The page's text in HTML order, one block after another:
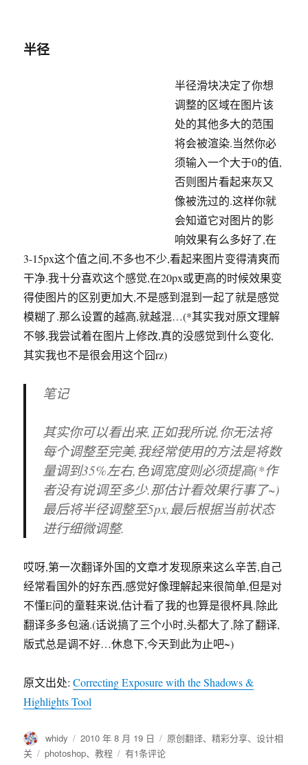
处的其他多大的范围
将会被渲染.当然你必
须输入一个大于0的值,否则图片看起来灰又像被洗过
的.这样你就会知道它对图片的影响效果有么多好了,在
3-15px这个值之间,不多也不少,看起来图片变得清爽而
干净.我十分喜欢这个感觉,在20px或更高的时候效果变
得使图片的区别更加大,不是感到混到一起了就是感觉
模糊了.那么设置的越高,就越混…(*其实我对原文理解
不够,我尝试着在图片上修改,真的没感觉到什么变化,
其实我也不是很会用这个囧rz)
笔记
其实你可以看出来,正如我所说,你无法将
每个调整至完美,我经常使用的方法是将
者没有说调至多少.那估计看效果行事了~)
进行细微调整.
哎呀,第一次翻译外国的文章才发现原来这么辛苦,自己
经常看国外的好东西,感觉好像理解起来很简单,但是对
不懂E问的童鞋来说,估计看了我的也算是很杯具.除此
翻译多多包涵.(话说搞了三个小时,头都大了,除了翻译,
原文出处:Correcting Exposure with the Shadows &
Highlights Tool
作whidy
发
2010 年 8 月 19 日
分
原创翻译 、精彩分享
photoshop
高
光
别
落花有意,流水无情.